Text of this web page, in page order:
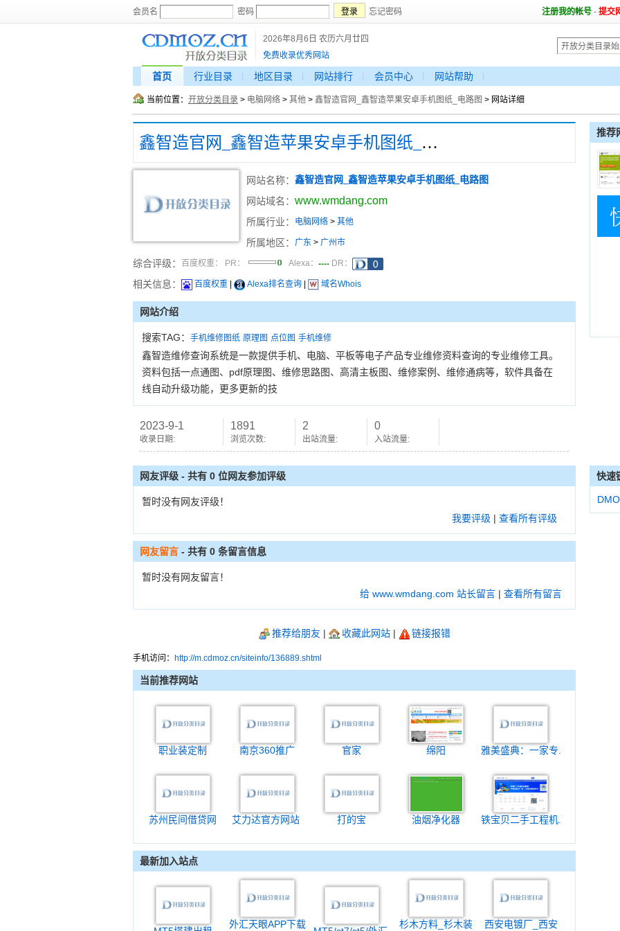
会员名 密码 忘记密码 注册我的帐号 - 提交
2026年8月6日 农历六月廿四
免费收录优秀网站
首页 行业目录 地区目录 网站排行 会员中心 网站帮助
当前位置： 开放分类目录 > 电脑网络 > 其他 > 鑫智造官网_鑫智造苹果安卓手机图纸_电路图 > 网站详细
鑫智造官网_鑫智造苹果安卓手机图纸_电路图
网站名称： 鑫智造官网_鑫智造苹果安卓手机图纸_电路图
网站域名： www.wmdang.com
所属行业： 电脑网络 > 其他
所属地区： 广东 > 广州市
综合评级： 百度权重： PR： Alexa： ---- DR：
相关信息： 百度权重 Alexa排名查询 域名Whois
网站介绍
搜索TAG： 手机维修图纸 原理图 点位图 手机维修
鑫智造维修查询系统是一款提供手机、电脑、平板等电子产品专业维修资料查询的专业维修工具。
资料包括一点通图、pdf原理图、维修思路图、高清主板图、维修案例、维修通病等，软件具备在
线自动升级功能，更多更新的技
2023-9-1
收录日期:
1891
浏览次数:
2
出站流量:
0
入站流量:
推荐
网友评级 - 共有 0 位网友参加评级
暂时没有网友评级！
我要评级 | 查看所有评级
网友留言 - 共有 0 条留言信息
暂时没有网友留言！
给 www.wmdang.com 站长留言 | 查看所有留言
推荐给朋友 | 收藏此网站| 链接报错
手机访问： http://m.cdmoz.cn/siteinfo/136889.shtml
当前推荐网站
职业装定制 南京360推广 官家 绵阳 雅美盛典：一家专.
苏州民间借贷网 艾力达官方网站 打的宝 油烟净化器 铁宝贝二手工程机.
最新加入站点
外汇天眼APP下载 杉木方料_杉木装 西安电镀厂_西安
快速